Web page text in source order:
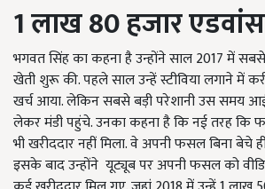
1लाख80हजारएडवांस
भगवत सिंह का कहना है उन्होंने साल 2017 में
खेती शुरू की. पहले साल उन्हें स्टीविया लगाने में
खर्च आया. लेकिन सबसे बड़ी परेशानी उस समय
लेकर मंडी पहुंचे. उनका कहना है कि नई तरह
भी खरीददार नहीं मिला. वे अपनी फसल बिना बेचे
इसके बाद उन्होंने यूट्यूब पर अपनी फसल को